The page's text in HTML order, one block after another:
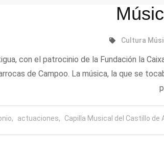
Cultura
con el patrocinio de la Fundación la
de Campoo. La música, la que se
actuaciones, Capilla Musical del Castillo de